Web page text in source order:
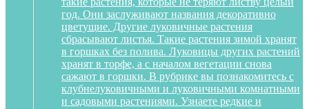
год. Они заслуживают названия декоративно
цветущие. Другие луковичные растения
сбрасывают листья. Такие растения зимой хранят
в горшках без полива. Луковицы других растений
хранят в торфе, а с началом вегетации снова
сажают в горшки. В рубрике вы познакомитесь с
клубнелуковичными и луковичными комнатными
и садовыми растениями. Узнаете редкие и